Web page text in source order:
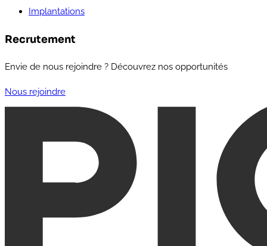
Implantations
Recrutement
Envie de nous rejoindre ? Découvrez nos opportunités
Nous rejoindre